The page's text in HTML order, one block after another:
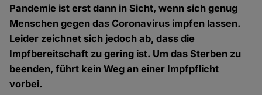
Pandemie ist erst dann in Sicht, wenn sich genug
Menschen gegen das Coronavirus impfen lassen.
Leider zeichnet sich jedoch ab, dass die
Impfbereitschaft zu gering ist. Um das Sterben zu
beenden, führt kein Weg an einer Impfpflicht
vorbei.